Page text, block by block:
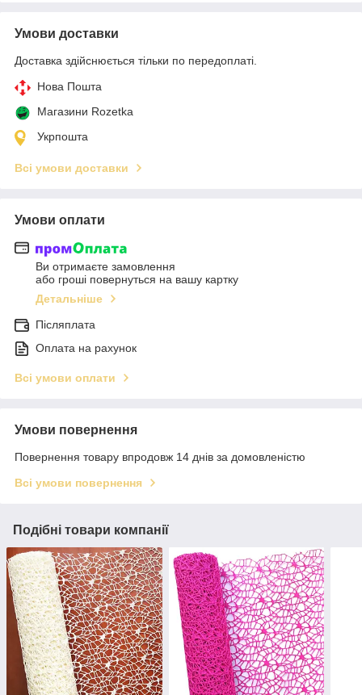
Умови доставки
Доставка здійснюється тільки по передоплаті.
Нова Пошта
Магазини Rozetka
Укрпошта
Всі умови доставки
Умови оплати
Ви отримаєте замовлення
або гроші повернуться на вашу картку
Детальніше
Післяплата
Оплата на рахунок
Всі умови оплати
Умови повернення
Повернення товару впродовж 14 днів за домовленістю
Всі умови повернення
Подібні товари компанії